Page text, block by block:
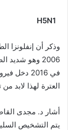
2006 وهو
العترة لهذا لابد
أشار د. مجدى
يتم التشخيص